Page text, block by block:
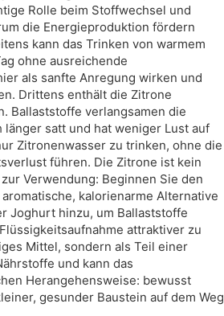
Rolle beim Stoffwechsel und
die Energieproduktion fördern
kann das Trinken von warmem
ohne ausreichende
als sanfte Anregung wirken und
Drittens enthält die Zitrone
Ballaststoffe verlangsamen die
satt und hat weniger Lust auf
Zitronenwasser zu trinken, ohne die
führen. Die Zitrone ist kein
Verwendung: Beginnen Sie den
kalorienarme Alternative
Joghurt hinzu, um Ballaststoffe
attraktiver zu
Mittel, sondern als Teil einer
und kann das
Herangehensweise: bewusst
gesunder Baustein auf dem Weg